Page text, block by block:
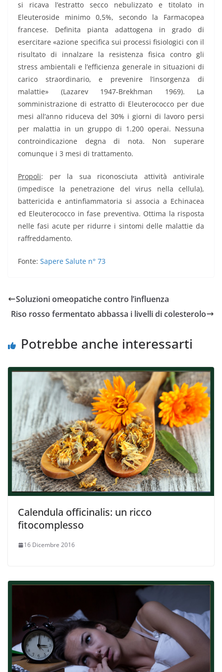
si ricava l’estratto secco nebulizzato e titolato in
Eleuteroside minimo 0,5%, secondo la Farmacopea
francese. Definita pianta adattogena in grado di
esercitare «azione specifica sui processi fisiologici con il
risultato di innalzare la resistenza fisica contro gli
stress ambientali e l’efficienza generale in situazioni di
carico straordinario, e prevenire l’insorgenza di
malattie» (Lazarev 1947-Brekhman 1969). La
somministrazione di estratto di Eleuterococco per due
mesi all’anno riduceva del 30% i giorni di lavoro persi
per malattia in un gruppo di 1.200 operai. Nessuna
controindicazione degna di nota. Non superare
comunque i 3 mesi di trattamento.
Propoli: per la sua riconosciuta attività antivirale
(impedisce la penetrazione del virus nella cellula),
battericida e antinfiammatoria si associa a Echinacea
ed Eleuterococco in fase preventiva. Ottima la risposta
nelle fasi acute per ridurre i sintomi delle malattie da
raffreddamento.
Fonte: Sapere Salute n° 73
Soluzioni omeopatiche contro l’influenza
Riso rosso fermentato abbassa i livelli di colesterolo
Potrebbe anche interessarti
Calendula officinalis: un ricco
fitocomplesso
16 Dicembre 2016